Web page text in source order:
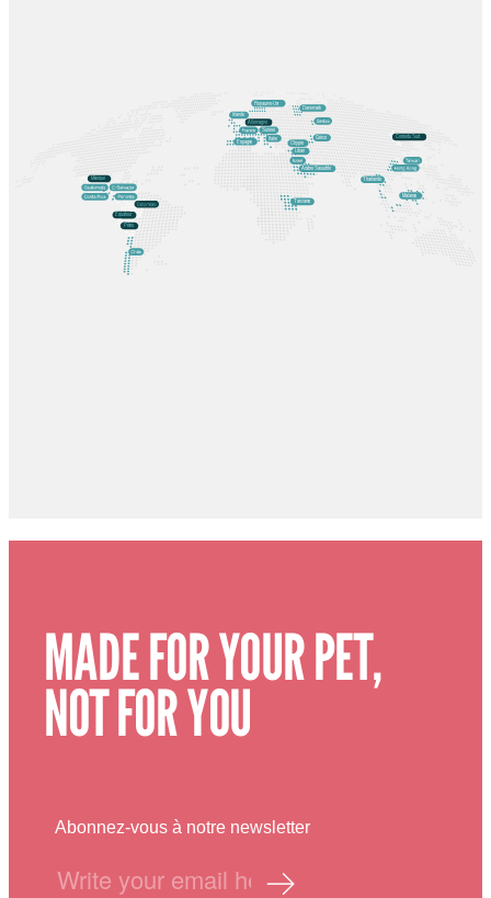
MADE FOR YOUR PET,
NOT FOR YOU
Abonnez-vous à notre newsletter